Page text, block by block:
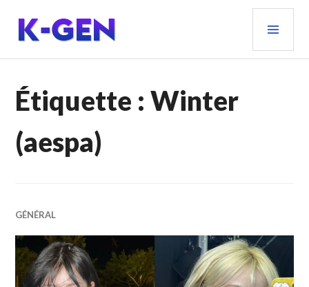
contenu
principal
K-GEN
Étiquette :Winter
(aespa)
GÉNÉRAL